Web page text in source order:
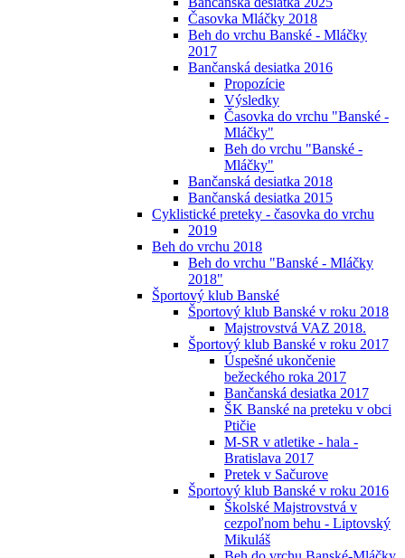
Časovka Mláčky 2018
Beh do vrchu Banské - Mláčky
2017
Bančanská desiatka 2016
Propozície
Výsledky
Časovka do vrchu "Banské -
Mláčky"
Beh do vrchu "Banské -
Mláčky"
Bančanská desiatka 2018
Bančanská desiatka 2015
Cyklistické preteky - časovka do vrchu
2019
Beh do vrchu 2018
Beh do vrchu "Banské - Mláčky
2018"
Športový klub Banské
Športový klub Banské v roku 2018
Majstrovstvá VAZ 2018.
Športový klub Banské v roku 2017
Úspešné ukončenie
bežeckého roka 2017
Bančanská desiatka 2017
ŠK Banské na preteku v obci
Ptičie
M-SR v atletike - hala -
Bratislava 2017
Pretek v Sačurove
Športový klub Banské v roku 2016
Školské Majstrovstvá v
cezpoľnom behu - Liptovský
Mikuláš